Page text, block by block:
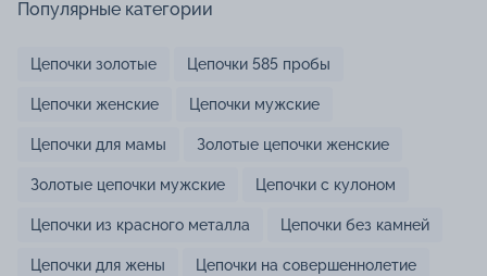
Популярные категории
Цепочки золотые Цепочки 585 пробы
Цепочки женские Цепочки мужские
Цепочки для мамы Золотые цепочки женские
Золотые цепочки мужские Цепочки с кулоном
Цепочки из красного металла Цепочки без камней
Цепочки для жены Цепочки на совершеннолетие